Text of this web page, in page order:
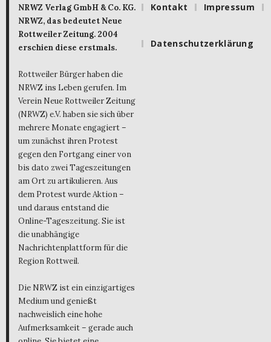
NRWZ Verlag GmbH & Co. KG.
NRWZ, das bedeutet Neue
Rottweiler Zeitung. 2004
erschien diese erstmals.
Rottweiler Bürger haben die
NRWZ ins Leben gerufen. Im
Verein Neue Rottweiler Zeitung
(NRWZ) e.V. haben sie sich über
mehrere Monate engagiert –
um zunächst ihren Protest
gegen den Fortgang einer von
bis dato zwei Tageszeitungen
am Ort zu artikulieren. Aus
dem Protest wurde Aktion –
und daraus entstand die
Online-Tageszeitung. Sie ist
die unabhängige
Nachrichtenplattform für die
Region Rottweil.
Die NRWZ ist ein einzigartiges
Medium und genießt
nachweislich eine hohe
Aufmerksamkeit – gerade auch
Kontakt Impressum
Datenschutzerklärung